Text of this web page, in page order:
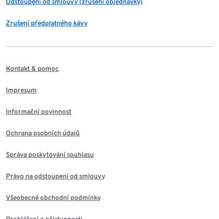
Zrušení předplatného kávy
Kontakt & pomoc
Impresum
Informační povinnost
Ochrana osobních údajů
Správa poskytování souhlasu
Právo na odstoupení od smlouvy
Všeobecné obchodní podmínky